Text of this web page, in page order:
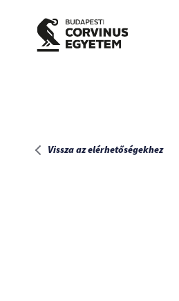
Vissza az elérhetőségekhez